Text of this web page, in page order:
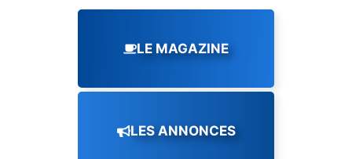
LE MAGAZINE
LES ANNONCES